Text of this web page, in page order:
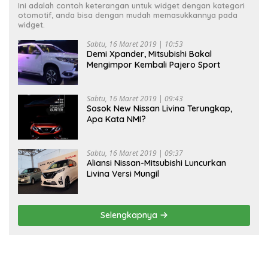
Ini adalah contoh keterangan untuk widget dengan kategori
otomotif, anda bisa dengan mudah memasukkannya pada
widget.
Sabtu, 16 Maret 2019 | 10:53
Demi Xpander, Mitsubishi Bakal
Mengimpor Kembali Pajero Sport
Sabtu, 16 Maret 2019 | 09:43
Sosok New Nissan Livina Terungkap,
Apa Kata NMI?
Sabtu, 16 Maret 2019 | 09:37
Aliansi Nissan-Mitsubishi Luncurkan
Livina Versi Mungil
Selengkapnya